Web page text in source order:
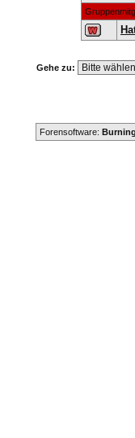
Gehe zu:
Forensoftware: